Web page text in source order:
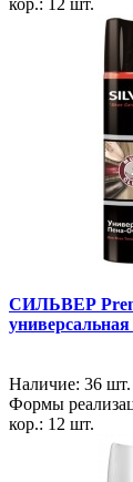
СИЛЬВЕР
Наличие: 36 шт.
Формы
кор.: 12 шт.